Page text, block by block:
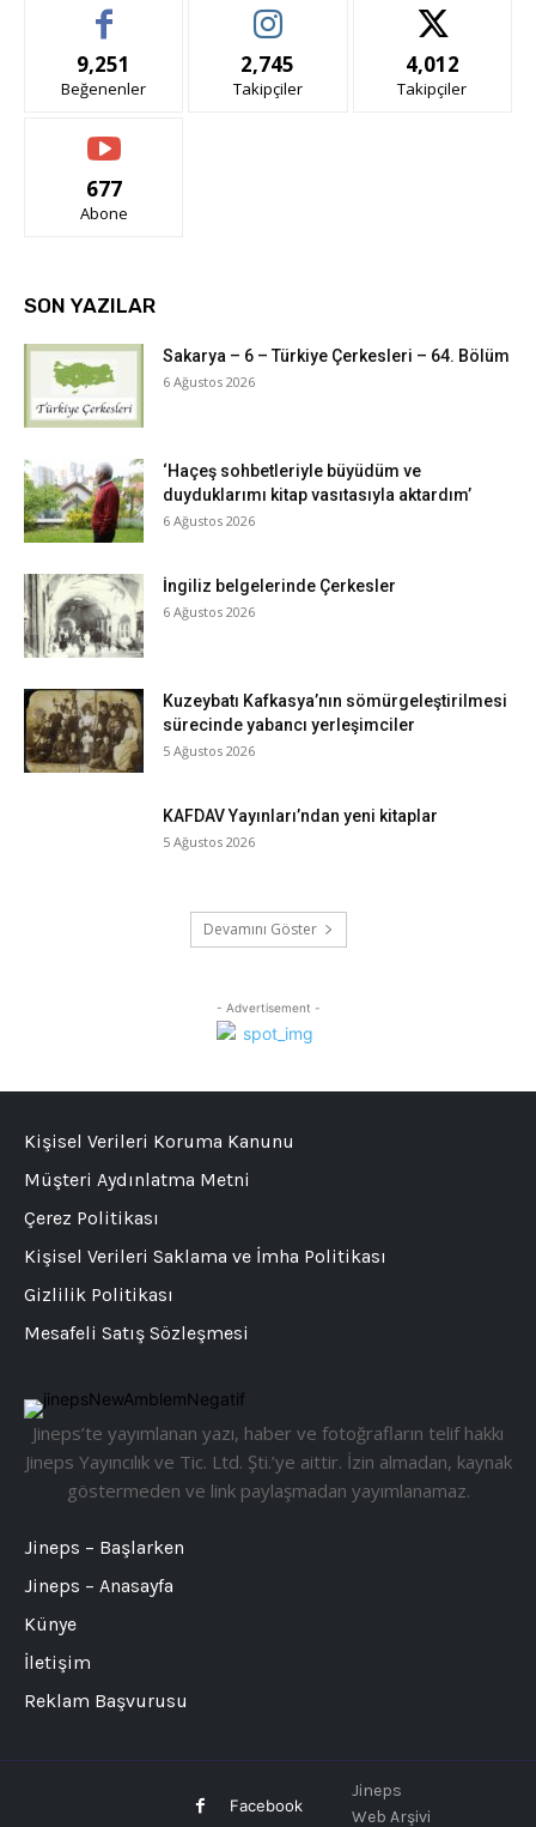
9,251
Beğenenler
2,745
Takipçiler
4,012
Takipçiler
677
Abone
SON YAZILAR
Sakarya – 6 – Türkiye Çerkesleri – 64. Bölüm
6 Ağustos 2026
‘Haçeş sohbetleriyle büyüdüm ve
duyduklarımı kitap vasıtasıyla aktardım’
6 Ağustos 2026
İngiliz belgelerinde Çerkesler
6 Ağustos 2026
Kuzeybatı Kafkasya’nın sömürgeleştirilmesi
sürecinde yabancı yerleşimciler
5 Ağustos 2026
KAFDAV Yayınları’ndan yeni kitaplar
5 Ağustos 2026
Devamını Göster
- Advertisement -
Jineps’te yayımlanan yazı, haber ve fotoğrafların telif hakkı
Jineps Yayıncılık ve Tic. Ltd. Şti.’ye aittir. İzin almadan, kaynak
göstermeden ve link paylaşmadan yayımlanamaz.
Jineps – Başlarken
Jineps – Anasayfa
Künye
İletişim
Reklam Başvurusu
Kişisel Verileri Koruma Kanunu
Müşteri Aydınlatma Metni
Çerez Politikası
Kişisel Verileri Saklama ve İmha Politikası
Gizlilik Politikası
Mesafeli Satış Sözleşmesi
Facebook
Jineps
Web Arşivi